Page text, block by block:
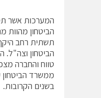
המערכות אשר
הביטחון מהוות
תשתית רחב
הביטחון וצה"ל.
טווח והחברה
ממשרד הביטחון
בשנים הקרובות.